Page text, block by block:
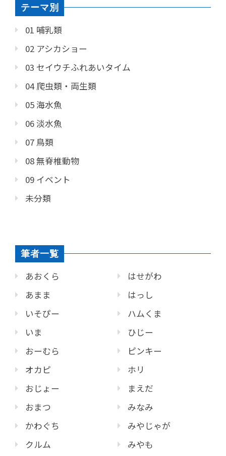
テーマ別
01 哺乳類
02 アシカショー
03 セイウチふれあいタイム
04 爬虫類・両生類
05 海水魚
06 淡水魚
07 鳥類
08 無脊椎動物
09 イベント
未分類
筆者一覧
あおくら
あまま
いそぴー
いま
おーむら
オカピ
おじょー
おまつ
かわぐち
クルム
はせがわ
はっし
ハムくま
ひじー
ピンキー
ホリ
まえだ
みなみ
みやじゃが
みやも